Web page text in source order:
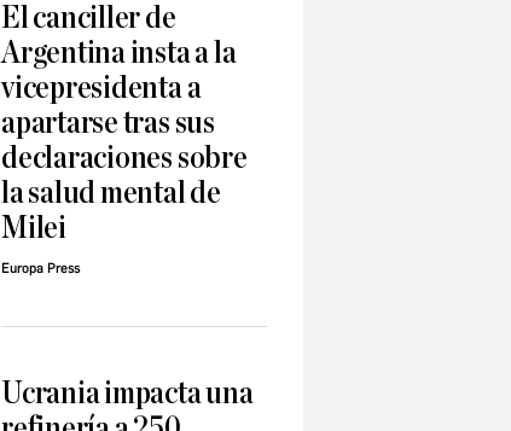
El canciller de
Argentina insta a la
vicepresidenta a
apartarse tras sus
declaraciones sobre
la salud mental de
Milei
Europa Press
Ucrania impacta una